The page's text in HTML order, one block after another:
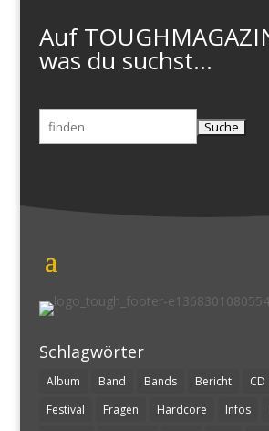
Auf
was du suchst...
Suchen
nach:
Schlagwörter
Album Band Bands Bericht CD
Festival
Fragen Hardcore Infos